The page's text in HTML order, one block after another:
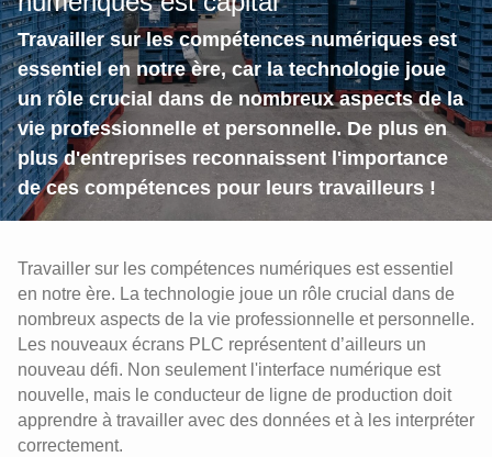
Travailler sur les compétences numériques est
essentiel en notre ère, car la technologie joue
un rôle crucial dans de nombreux aspects de la
vie professionnelle et personnelle. De plus en
plus d'entreprises reconnaissent l'importance
de ces compétences pour leurs travailleurs !
Travailler sur les compétences numériques est essentiel
en notre ère. La technologie joue un rôle crucial dans de
nombreux aspects de la vie professionnelle et personnelle.
Les nouveaux écrans PLC représentent d’ailleurs un
nouveau défi. Non seulement l'interface numérique est
nouvelle, mais le conducteur de ligne de production doit
apprendre à travailler avec des données et à les interpréter
correctement.